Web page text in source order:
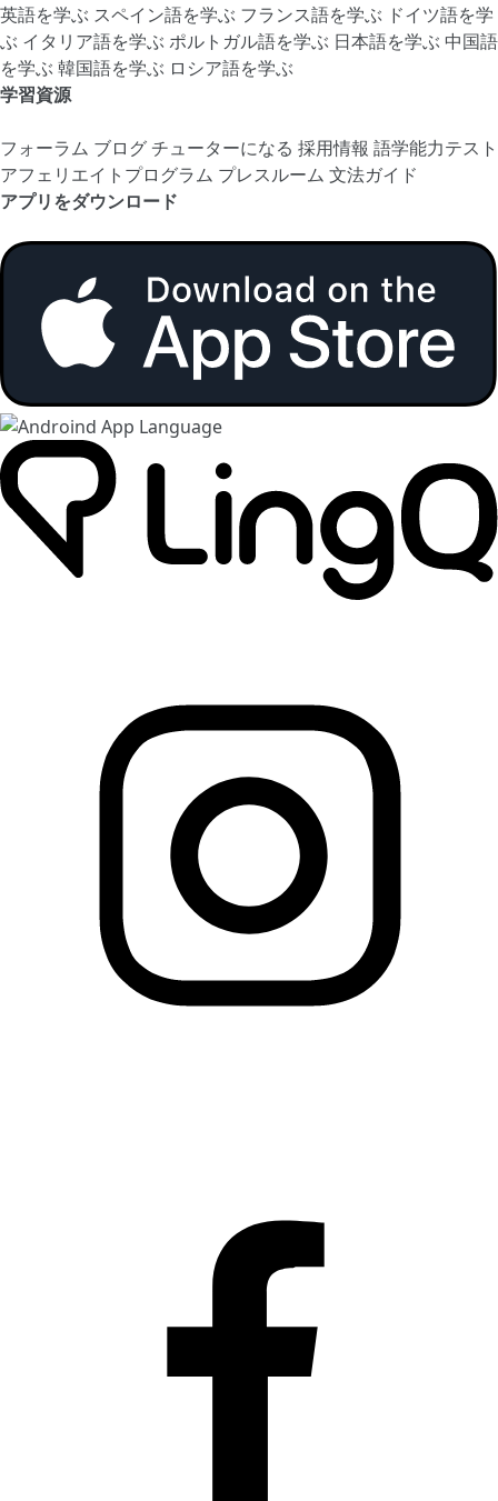
英語を学ぶ スペイン語を学ぶ フランス語を学ぶ ドイツ語を学
ぶ イタリア語を学ぶ ポルトガル語を学ぶ 日本語を学ぶ 中国語
を学ぶ 韓国語を学ぶ ロシア語を学ぶ
学習資源
フォーラム ブログチューターになる 採用情報 語学能力テスト
アフェリエイトプログラム プレスルーム 文法ガイド
アプリをダウンロード